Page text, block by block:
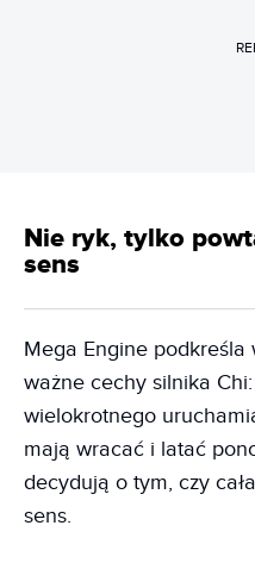
Nie ryk, tylko
sens
Mega Engine
ważne cechy silnika
wielokrotnego
mają wracać i latać
decydują o tym, czy
sens.